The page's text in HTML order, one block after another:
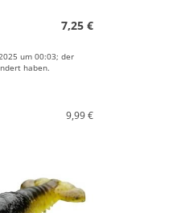
7,25 €
um 00:03; der
haben.
9,99 €